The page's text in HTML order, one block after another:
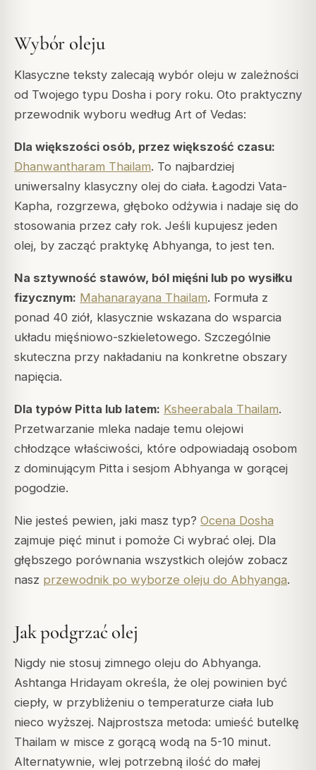
Wybór oleju
Klasyczne teksty zalecają wybór oleju w zależności
od Twojego typu Dosha i pory roku. Oto praktyczny
przewodnik wyboru według Art of Vedas:
Dla większości osób, przez większość czasu:
Dhanwantharam Thailam. To najbardziej
uniwersalny klasyczny olej do ciała. Łagodzi Vata-
Kapha, rozgrzewa, głęboko odżywia i nadaje się do
stosowania przez cały rok. Jeśli kupujesz jeden
olej, by zacząć praktykę Abhyanga, to jest ten.
Na sztywność stawów, ból mięśni lub po wysiłku
fizycznym: Mahanarayana Thailam. Formuła z
ponad 40 ziół, klasycznie wskazana do wsparcia
układu mięśniowo-szkieletowego. Szczególnie
skuteczna przy nakładaniu na konkretne obszary
napięcia.
Dla typów Pitta lub latem: Ksheerabala Thailam.
Przetwarzanie mleka nadaje temu olejowi
chłodzące właściwości, które odpowiadają osobom
z dominującym Pitta i sesjom Abhyanga w gorącej
pogodzie.
Nie jesteś pewien, jaki masz typ? Ocena Dosha
zajmuje pięć minut i pomoże Ci wybrać olej. Dla
głębszego porównania wszystkich olejów zobacz
nasz przewodnik po wyborze oleju do Abhyanga.
Jak podgrzać olej
Nigdy nie stosuj zimnego oleju do Abhyanga.
Ashtanga Hridayam określa, że olej powinien być
ciepły, w przybliżeniu o temperaturze ciała lub
nieco wyższej. Najprostsza metoda: umieść butelkę
Thailam w misce z gorącą wodą na 5-10 minut.
Alternatywnie, wlej potrzebną ilość do małej